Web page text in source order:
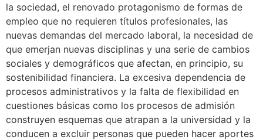
la sociedad, el renovado protagonismo de formas de
empleo que no requieren títulos profesionales, las
nuevas demandas del mercado laboral, la necesidad de
que emerjan nuevas disciplinas y una serie de cambios
sociales y demográficos que afectan, en principio, su
sostenibilidad financiera. La excesiva dependencia de
procesos administrativos y la falta de flexibilidad en
cuestiones básicas como los procesos de admisión
construyen esquemas que atrapan a la universidad y la
conducen a excluir personas que pueden hacer aportes